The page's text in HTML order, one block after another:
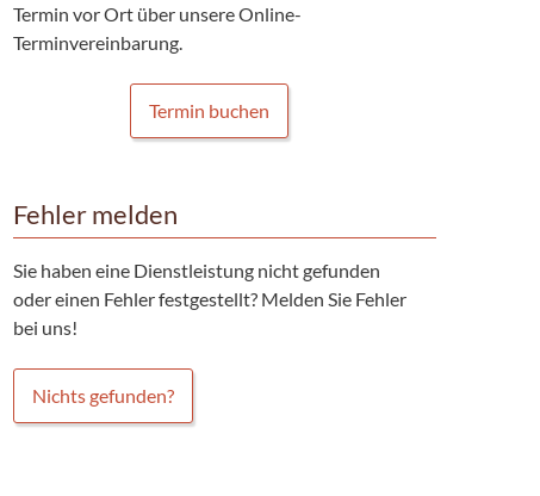
Termin vor Ort über unsere Online-
Terminvereinbarung.
Termin buchen
Fehler melden
Sie haben eine Dienstleistung nicht gefunden
oder einen Fehler festgestellt? Melden Sie Fehler
bei uns!
Nichts gefunden?